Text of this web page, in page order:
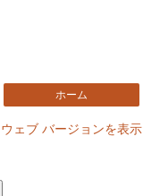
ホーム
ウェブ バージョンを表示